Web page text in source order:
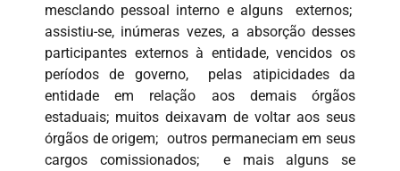
mesclando pessoal interno e alguns externos;
assistiu-se, inúmeras vezes, a absorção desses
participantes externos à entidade, vencidos os
períodos de governo, pelas atipicidades da
entidade em relação aos demais órgãos
estaduais; muitos deixavam de voltar aos seus
órgãos de origem; outros permaneciam em seus
cargos comissionados; e mais alguns se